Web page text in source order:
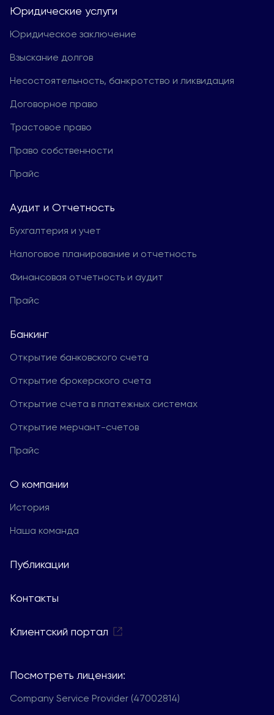
Юридические услуги
Юридическое заключение
Взыскание долгов
Несостоятельность, банкротство и ликвидация
Договорное право
Трастовое право
Право собственности
Прайс
Aудит и Отчетность
Бухгалтерия и учет
Налоговое планирование и отчетность
Финансовая отчетность и аудит
Прайс
Банкинг
Открытие банковского счета
Открытие брокерского счета
Открытие счета в платежных системах
Открытие мерчант-счетов
Прайс
О компании
История
Наша команда
Публикации
Контакты
Клиентский портал
Посмотреть лицензии:
Company Service Provider (47002814)